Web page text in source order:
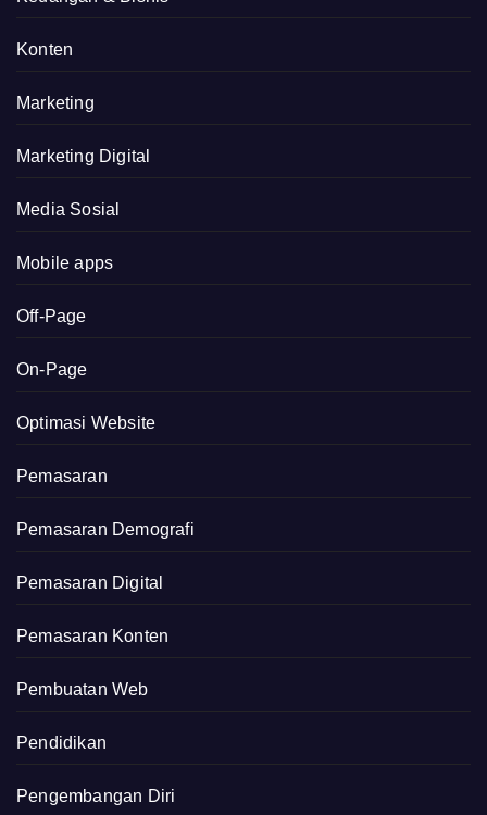
Konten
Marketing
Marketing Digital
Media Sosial
Mobile apps
Off-Page
On-Page
Optimasi Website
Pemasaran
Pemasaran Demografi
Pemasaran Digital
Pemasaran Konten
Pembuatan Web
Pendidikan
Pengembangan Diri